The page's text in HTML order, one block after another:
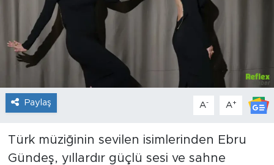
Paylaş A- A+
Türk müziğinin sevilen isimlerinden Ebru
Gündeş, yıllardır güçlü sesi ve sahne